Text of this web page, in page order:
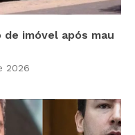
imóvel após mau
2026